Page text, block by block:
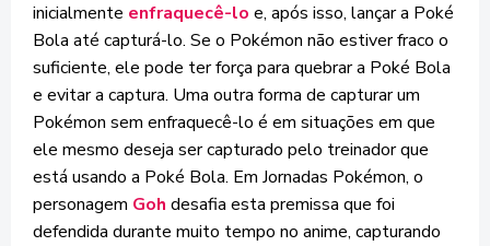
inicialmente enfraquecê-lo e, após isso, lançar a Poké
Bola até capturá-lo. Se o Pokémon não estiver fraco o
suficiente, ele pode ter força para quebrar a Poké Bola
e evitar a captura. Uma outra forma de capturar um
Pokémon sem enfraquecê-lo é em situações em que
ele mesmo deseja ser capturado pelo treinador que
está usando a Poké Bola. Em Jornadas Pokémon, o
personagem Goh desafia esta premissa que foi
defendida durante muito tempo no anime, capturando